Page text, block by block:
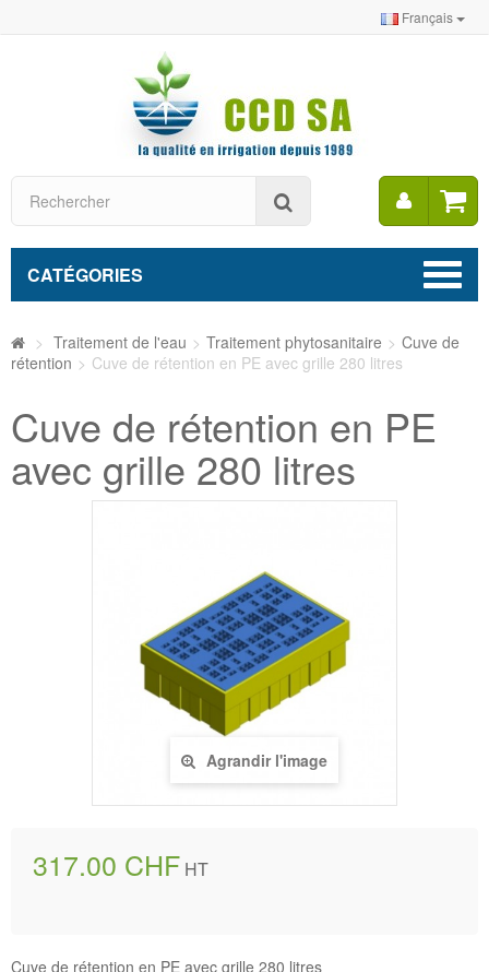
Français
Mon
CATÉGORIES
> Traitement de l'eau > Traitement phytosanitaire > Cuve de
rétention > Cuve de rétention en PE avec grille 280 litres
Cuve de rétention en PE
avec grille 280 litres
Agrandir l'image
317.00 CHF HT
Cuve de rétention en PE avec grille 280 litres